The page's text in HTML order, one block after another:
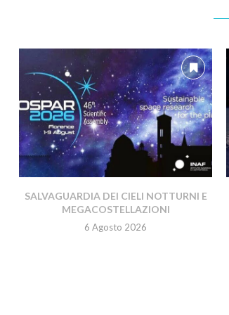
SALVAGUARDIA DEI CIELI NOTTURNI E
MEGACOSTELLAZIONI
6 Agosto 2026